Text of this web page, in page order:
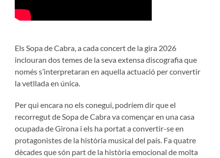
Els Sopa de Cabra, a cada concert de la gira 2026
inclouran dos temes de la seva extensa discografia que
només s’interpretaran en aquella actuació per convertir
la vetllada en única.
Per qui encara no els conegui, podríem dir que el
recorregut de Sopa de Cabra va començar en una casa
ocupada de Girona i els ha portat a convertir-se en
protagonistes de la història musical del país. Fa quatre
dècades que són part de la història emocional de molta